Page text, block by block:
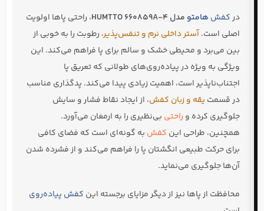
درکفش هامتو مدل HUMTTO 660859A-4
، راحتی پاها اولویت
اصلی است.آستر داخلی نرم و تنفس‌پذیر، رطوبت را به خوبی از
بین می‌برد و محیطی خشک و سالم برای پا فراهم می‌کند. این
ویژگی به ویژه در پیاده‌روی‌های طولانی که تعریق پا
اجتناب‌ناپذیر است، اهمیت زیادی پیدا می‌کند. پدگذاری مناسب
در قسمت یقه و زبان کفش، از ایجاد نقاط فشار و سایش
جلوگیری کرده و راحتی بی‌نظیری را به ارمغان می‌آورد.
همچنین، طراحی این کفش به گونه‌ای است که فضای کافی
برای حرکت طبیعی انگشتان پا را فراهم می‌کند و از فشرده شدن
آن‌ها جلوگیری می‌نماید.
محافظت از پاها نیز از دیگر مزایای برجسته این کفش پیاده‌روی